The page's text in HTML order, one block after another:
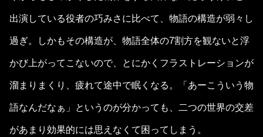
出演している役者の巧みさに比べて、物語の構造が弱々し
過ぎ。しかもその構造が、物語全体の7割方を観ないと浮
かび上がってこないので、とにかくフラストレーションが
溜まりまくり、疲れて途中で眠くなる。「あーこういう物
語なんだなぁ」というのが分かっても、二つの世界の交差
があまり効果的には思えなくて困ってしまう。